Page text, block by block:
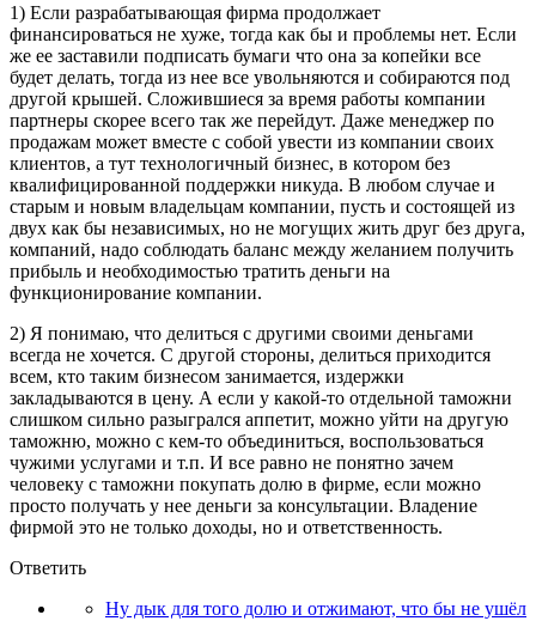
1) Если разрабатывающая фирма продолжает
финансироваться не хуже, тогда как бы и проблемы нет. Если
же ее заставили подписать бумаги что она за копейки все
будет делать, тогда из нее все увольняются и собираются под
другой крышей. Сложившиеся за время работы компании
партнеры скорее всего так же перейдут. Даже менеджер по
продажам может вместе с собой увести из компании своих
клиентов, а тут технологичный бизнес, в котором без
квалифицированной поддержки никуда. В любом случае и
старым и новым владельцам компании, пусть и состоящей из
двух как бы независимых, но не могущих жить друг без друга,
компаний, надо соблюдать баланс между желанием получить
прибыль и необходимостью тратить деньги на
функционирование компании.
2) Я понимаю, что делиться с другими своими деньгами
всегда не хочется. С другой стороны, делиться приходится
всем, кто таким бизнесом занимается, издержки
закладываются в цену. А если у какой-то отдельной таможни
слишком сильно разыгрался аппетит, можно уйти на другую
таможню, можно с кем-то объединиться, воспользоваться
чужими услугами и т.п. И все равно не понятно зачем
человеку с таможни покупать долю в фирме, если можно
просто получать у нее деньги за консультации. Владение
фирмой это не только доходы, но и ответственность.
Ответить
Ну дык для того долю и отжимают, что бы не ушёл